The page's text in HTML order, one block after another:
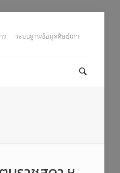
ร ระบบฐานข้อมูลศิษย์เก่า